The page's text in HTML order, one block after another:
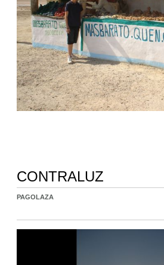
CONTRALUZ
PAGOLAZA